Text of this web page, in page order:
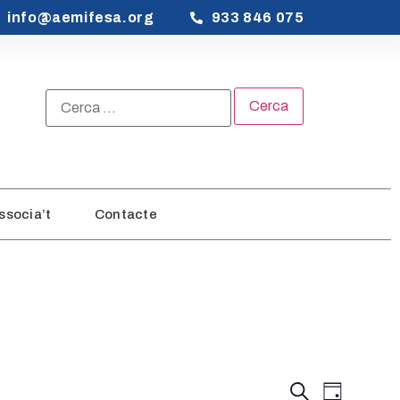
info@aemifesa.org 933 846 075
Contacte
Cerca